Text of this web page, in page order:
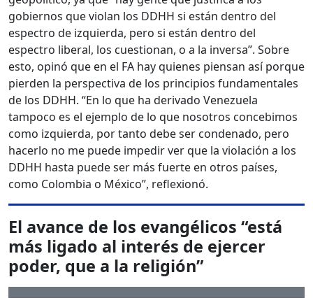
gobiernos que violan los DDHH si están dentro del
espectro de izquierda, pero si están dentro del
espectro liberal, los cuestionan, o a la inversa”. Sobre
esto, opinó que en el FA hay quienes piensan así porque
pierden la perspectiva de los principios fundamentales
de los DDHH. “En lo que ha derivado Venezuela
tampoco es el ejemplo de lo que nosotros concebimos
como izquierda, por tanto debe ser condenado, pero
hacerlo no me puede impedir ver que la violación a los
DDHH hasta puede ser más fuerte en otros países,
como Colombia o México”, reflexionó.
El avance de los evangélicos “está
más ligado al interés de ejercer
poder, que a la religión”